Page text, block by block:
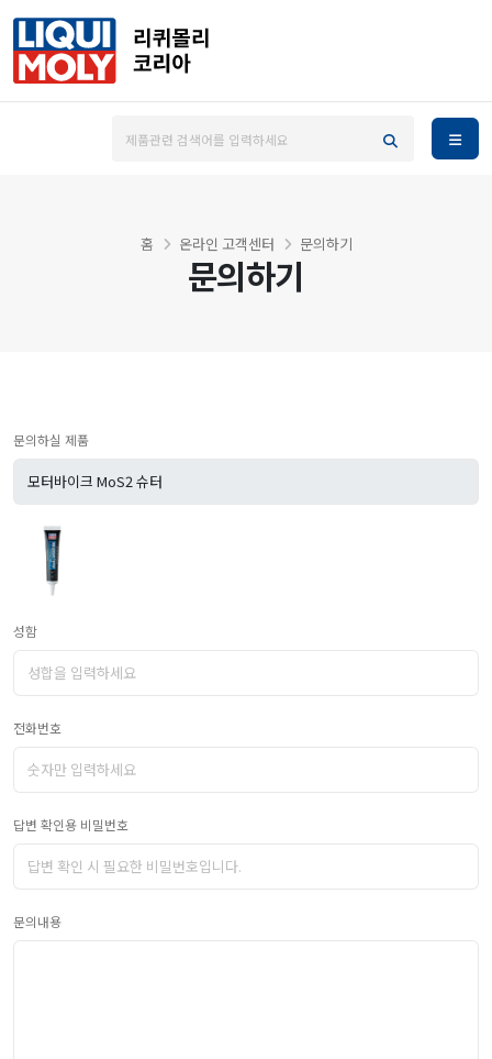
문의하기
홈 온라인 고객센터 문의하기
문의하실 제품
성함
전화번호
답변 확인용 비밀번호
문의내용